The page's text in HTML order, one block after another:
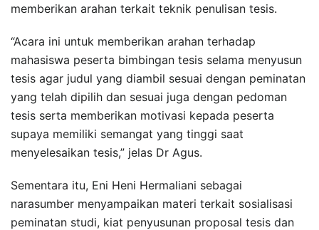
memberikan arahan terkait teknik penulisan tesis.
“Acara ini untuk memberikan arahan terhadap
mahasiswa peserta bimbingan tesis selama menyusun
tesis agar judul yang diambil sesuai dengan peminatan
yang telah dipilih dan sesuai juga dengan pedoman
tesis serta memberikan motivasi kepada peserta
supaya memiliki semangat yang tinggi saat
menyelesaikan tesis,” jelas Dr Agus.
Sementara itu, Eni Heni Hermaliani sebagai
narasumber menyampaikan materi terkait sosialisasi
peminatan studi, kiat penyusunan proposal tesis dan